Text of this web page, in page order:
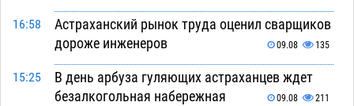
16:58
Астраханский рынок труда оценил сварщиков
дороже инженеров
09.08 135
15:25
В день арбуза гуляющих астраханцев ждет
безалкогольная набережная
09.08 211